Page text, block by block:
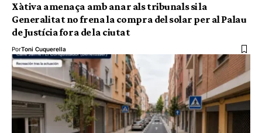
Xàtiva amenaça amb anar als tribunals si la
Generalitat no frena la compra del solar per al Palau
de Justícia fora de la ciutat
PorToni Cuquerella